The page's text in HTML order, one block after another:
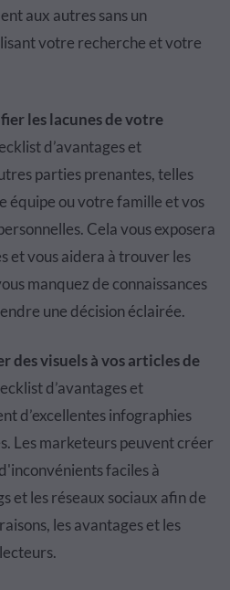
aux autres sans un
votre recherche et votre
les lacunes de votre
d’avantages et
parties prenantes, telles
équipe ou votre famille et vos
Cela vous exposera
et vous aidera à trouver les
manquez de connaissances
une décision éclairée.
des visuels à vos articles de
d’avantages et
d’excellentes infographies
Les marketeurs peuvent créer
faciles à
et les réseaux sociaux afin de
les avantages et les